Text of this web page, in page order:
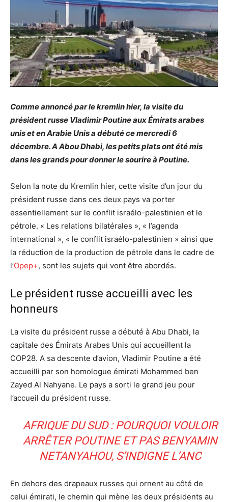
Comme annoncé par le kremlin hier, la visite du
président russe Vladimir Poutine aux Émirats arabes
unis et en Arabie Unis a débuté ce mercredi 6
décembre. A Abou Dhabi, les petits plats ont été mis
dans les grands pour donner le sourire à Poutine.
Selon la note du Kremlin hier, cette visite d’un jour du
président russe dans ces deux pays va porter
essentiellement sur le conflit israélo-palestinien et le
pétrole. « Les relations bilatérales », « l’agenda
international », « le conflit israélo-palestinien » ainsi que
la réduction de la production de pétrole dans le cadre de
l’Opep+, sont les sujets qui vont être abordés.
Le président russe accueilli avec les
honneurs
La visite du président russe a débuté à Abu Dhabi, la
capitale des Émirats Arabes Unis qui accueillent la
COP28. A sa descente d’avion, Vladimir Poutine a été
accueilli par son homologue émirati Mohammed ben
Zayed Al Nahyane. Le pays a sorti le grand jeu pour
l’accueil du président russe.
AFRIQUE DU SUD : POURQUOI VOULOIR
ARRÊTER POUTINE ET PAS BENYAMIN
NETANYAHOU, S’INDIGNE L’ANC
En dehors des drapeaux russes qui ornent au côté de
celui émirati, le chemin qui mène les deux présidents au